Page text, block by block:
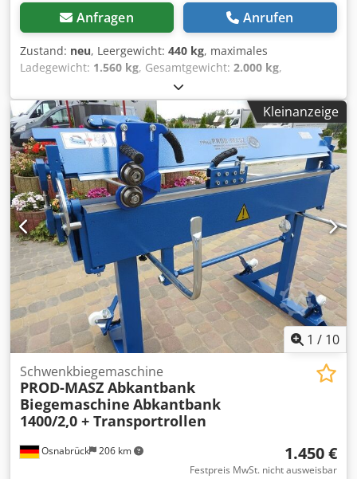
Anfragen Anrufen
Zustand: neu, Leergewicht: 440 kg, maximales
Ladegewicht: 1.560 kg, Gesamtgewicht: 2.000 kg,
, Laderaumbreite:
Reifengröße:195/50r13c, *Autotrailer *vom
*Anhängerhersteller* TEMARED Modell CAR FLAT 4018U
2000. Ein ankippbarer *Autotransportanhänger* geeignet
für Kleinfahrzeuge. Serienausstattung des
*Autotransporter* ist eine Kippfunktion mit
Gewichtsverlagerung, Zurrösen, Auffahrschienen,
Stützrad, Rahmen galvanisch verzinkt und V-Deichsel. Für
diesen *Pkwanhänger für Autotransport* bekommen Sie
auch Zubehör wie Dwodpfx Ahoqv Am Seyoa Ersatzrad,
Werkzeugbox, Autozurrgurte, Radzurrgurte und eine
Diebstahlsicherung.
Kleinanzeige
1 / 10
Osnabrück 206 km
Schwenkbiegemaschine
PROD-MASZ Abkantbank
Biegemaschine Abkantbank
1400/2,0 + Transportrollen
1.450 €
Festpreis MwSt. nicht ausweisbar